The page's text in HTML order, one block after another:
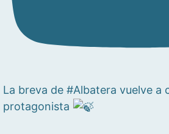
La breva de #Albatera vuelve a
protagonista